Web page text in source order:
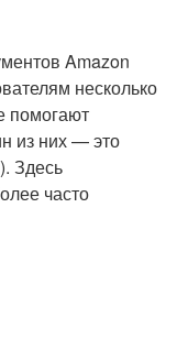
Amazon
несколько
помогают
из них — это
Здесь
часто